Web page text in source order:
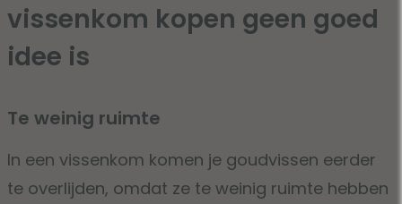
vissenkom kopen geen goed
idee is
Te weinig ruimte
In een vissenkom komen je goudvissen eerder
te overlijden, omdat ze te weinig ruimte hebben